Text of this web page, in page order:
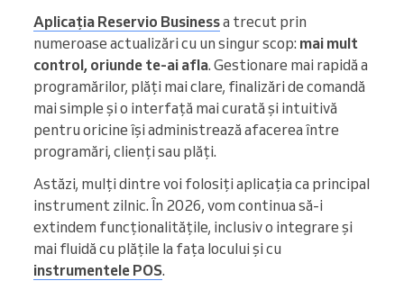
Aplicația Reservio Businessa trecut prin
numeroase actualizări cu un singur scop: mai mult
control, oriunde te-ai afla. Gestionare mai rapidă a
programărilor, plăți mai clare, finalizări de comandă
mai simple și o interfață mai curată și intuitivă
pentru oricine își administrează afacerea între
programări, clienți sau plăți.
Astăzi, mulți dintre voi folosiți aplicația ca principal
instrument zilnic. În 2026, vom continua să-i
extindem funcționalitățile, inclusiv o integrare și
mai fluidă cu plățile la fața locului și cu
instrumentele POS.